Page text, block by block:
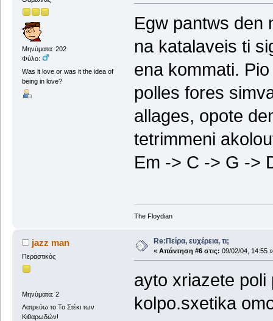
Μηνύματα: 202
Φύλο:
Was it love or was it the idea of
being in love?
Egw pantws den
na katalaveis ti
ena kommati.
polles fores
allages, opote
tetrimmeni
Em -> C -> G ->
The Floydian
jazz man
Περαστικός
Μηνύματα: 2
Λατρεύω το Το Στέκι των
Κιθαρωδών!
Re:Πείρα, ευχέρεια, τι;
« Απάντηση #6 στις: 09/02/04, 14:55 »
ayto xriazete
kolpo.sxetika